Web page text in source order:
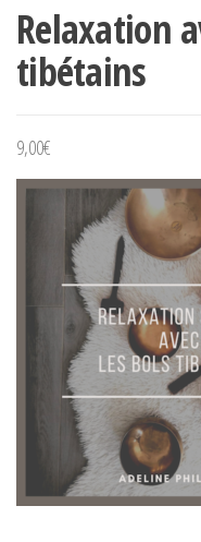
Relaxation
tibétains
9,00€